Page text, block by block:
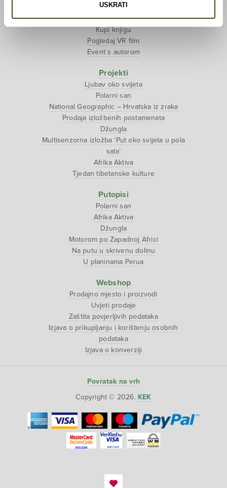
USKRATI
Lovci sakupljači
O projektu
Kupi knjigu
Pogledaj VR film
Event s autorom
Projekti
Ljubav oko svijeta
Polarni san
National Geographic – Hrvatska iz zraka
Prodaja izložbenih postamenata
Džungla
Multisenzorna izložba ‘Put oko svijeta u pola
sata’
Afrika Aktiva
Tjedan tibetanske kulture
Putopisi
Polarni san
Afrika Aktiva
Džungla
Motorom po Zapadnoj Africi
Na putu u skrivenu dolinu
U planinama Perua
Webshop
Prodajno mjesto i proizvodi
Uvjeti prodaje
Zaštita povjerljivih podataka
Izjava o prikupljanju i korištenju osobnih
podataka
Izjava o konverziji
Povratak na vrh
Copyright © 2026. KEK